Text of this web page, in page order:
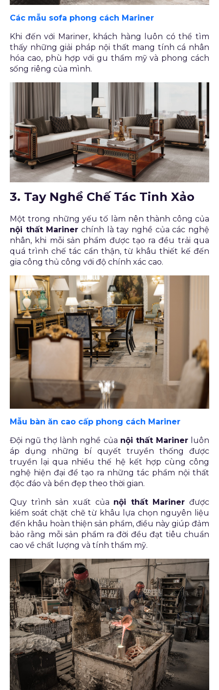
Các mẫu sofa phong cách Mariner
Khi đến với Mariner, khách hàng luôn có thể tìm
thấy những giải pháp nội thất mang tính cá nhân
hóa cao, phù hợp với gu thẩm mỹ và phong cách
sống riêng của mình.
3. Tay Nghề Chế Tác Tinh Xảo
Một trong những yếu tố làm nên thành công của
nội thất Mariner chính là tay nghề của các nghệ
nhân, khi mỗi sản phẩm được tạo ra đều trải qua
quá trình chế tác cẩn thận, từ khâu thiết kế đến
gia công thủ công với độ chính xác cao.
Mẫu bàn ăn cao cấp phong cách Mariner
Đội ngũ thợ lành nghề của nội thất Marinerluôn
áp dụng những bí quyết truyền thống được
truyền lại qua nhiều thế hệ kết hợp cùng công
nghệ hiện đại để tạo ra những tác phẩm nội thất
độc đáo và bền đẹp theo thời gian.
Quy trình sản xuất của nội thất Mariner được
kiểm soát chặt chẽ từ khâu lựa chọn nguyên liệu
đến khâu hoàn thiện sản phẩm, điều này giúp đảm
bảo rằng mỗi sản phẩm ra đời đều đạt tiêu chuẩn
cao về chất lượng và tính thẩm mỹ.